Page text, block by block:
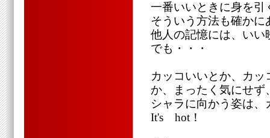
一番いいときに身を引
そういう方法も確かに
他人の記憶には、いい
でも・・・
カッコいいとか、カ
か、まったく気にせ
シャラに向かう姿は、
It's hot！